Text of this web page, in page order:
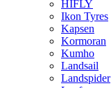
HIFLY
Ikon Tyres
Kapsen
Kormoran
Kumho
Landsail
Landspider